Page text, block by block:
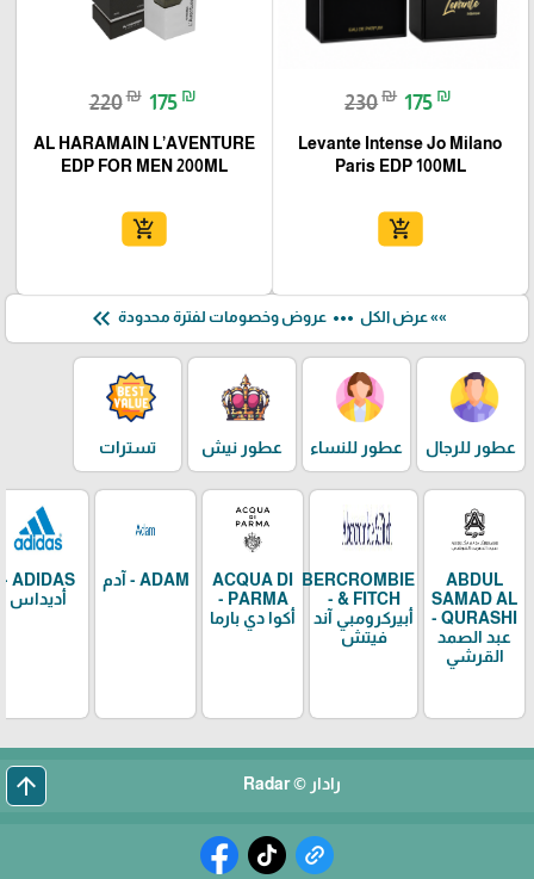
230₪ 175 ₪
Levante Intense Jo Milano
Paris EDP 100ML
add_shopping_cart
220₪ 175 ₪
AL HARAMAIN L’AVENTURE
EDP FOR MEN 200ML
add_shopping_cart
»» عرض الكل more_horiz عروض وخصومات لفترة محدودة keyboard_double_arrow_left
عطور للرجال عطور للنساء عطور نيش تسترات
ABDUL
SAMAD AL
QURASHI -
عبد الصمد
القرشي
ABERCROMBIE
& FITCH -
أبيركرومبي آند
فيتش
ACQUA DI
PARMA -
أكوا دي بارما
ADAM - آدم
ADIDAS -
أديداس
رادار © Radar arrow_upward